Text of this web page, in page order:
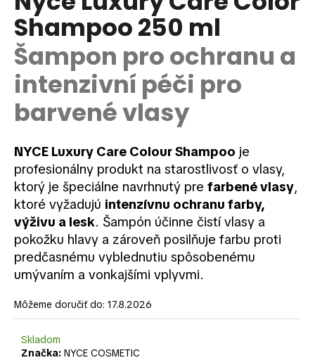
je
0,0
z
5
hviezdičiek.
Shampoo 250 ml
Šampon pro ochranu a
intenzivní péči pro
barvené vlasy
NYCE Luxury Care Colour Shampoo je
profesionálny produkt na starostlivosť o vlasy,
ktorý je špeciálne navrhnutý pre farbené vlasy,
ktoré vyžadujú intenzívnu ochranu farby,
výživu a lesk. Šampón účinne čistí vlasy a
pokožku hlavy a zároveň posilňuje farbu proti
predčasnému vyblednutiu spôsobenému
umývaním a vonkajšími vplyvmi.
Môžeme doručiť do: 17.8.2026
Skladom
Značka: NYCE COSMETIC
á
j
s
ť
?
HĽADAŤ
O
d
p
o
ú
č
a
m